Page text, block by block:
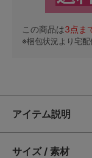
この商品は3点ま
※梱包状況より宅配
アイテム説明
サイズ / 素材